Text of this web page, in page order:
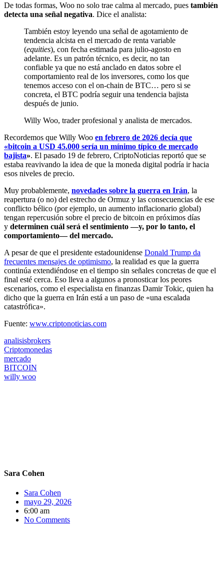
De todas formas, Woo no solo trae calma al mercado, pues también
detecta una señal negativa. Dice el analista:
También estoy leyendo una señal de agotamiento de
tendencia alcista en el mercado de renta variable
(equities), con fecha estimada para julio-agosto en
adelante. Es un patrón técnico, es decir, no tan
confiable ya que no está anclado en datos sobre el
comportamiento real de los inversores, como los que
tenemos acceso con el on-chain de BTC… pero si se
concreta, el BTC podría seguir una tendencia bajista
después de junio.
Willy Woo, trader profesional y analista de mercados.
Recordemos que Willy Woo en febrero de 2026 decía que
«bitcoin a USD 45.000 sería un mínimo típico de mercado
bajista». El pasado 19 de febrero, CriptoNoticias reportó que se
estaba reavivando la idea de que la moneda digital podría ir hacia
esos niveles de precio.
Muy probablemente, novedades sobre la guerra en Irán, la
reapertura (o no) del estrecho de Ormuz y las consecuencias de ese
conflicto bélico (por ejemplo, un aumento inflacionario global)
tengan repercusión sobre el precio de bitcoin en próximos días
y determinen cuál será el sentimiento —y, por lo tanto, el
comportamiento— del mercado.
A pesar de que el presidente estadounidense Donald Trump da
frecuentes mensajes de optimismo, la realidad es que la guerra
continúa extendiéndose en el tiempo sin señales concretas de que el
final esté cerca. Eso lleva a algunos a pronosticar los peores
escenarios, como el especialista en finanzas Damir Tokic, quien ha
dicho que la guerra en Irán está a un paso de «una escalada
catastrófica».
Fuente: www.criptonoticias.com
analisisbrokers
Criptomonedas
mercado
BITCOIN
willy woo
Sara Cohen
Sara Cohen
mayo 29, 2026
6:00 am
No Comments